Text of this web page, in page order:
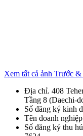
Xem tất cả ảnh Trước &
Địa chỉ. 408
Tầng 8 (Daechi-
Số đăng ký kinh
Tên doanh
Số đăng ký thu